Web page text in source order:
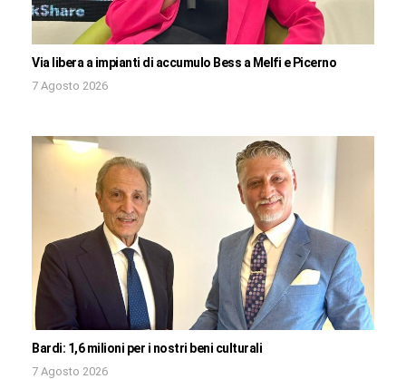
Via libera a impianti di accumulo Bess a Melfi e Picerno
7 Agosto 2026
Bardi: 1,6 milioni per i nostri beni culturali
7 Agosto 2026